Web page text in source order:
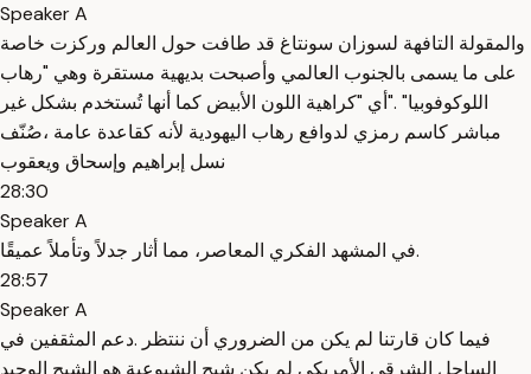
Speaker A
والمقولة التافهة لسوزان سونتاغ قد طافت حول العالم وركزت خاصة
على ما يسمى بالجنوب العالمي وأصبحت بديهية مستقرة وهي "رهاب
اللوكوفوبيا" ."أي "كراهية اللون الأبيض كما أنها تُستخدم بشكل غير
مباشر كاسم رمزي لدوافع رهاب اليهودية لأنه كقاعدة عامة ،صُنّف
نسل إبراهيم وإسحاق ويعقوب
28:30
Speaker A
في المشهد الفكري المعاصر، مما أثار جدلاً وتأملاً عميقًا.
28:57
Speaker A
فيما كان قارتنا لم يكن من الضروري أن ننتظر .دعم المثقفين في
الساحل الشرقي الأمريكي لم يكن شبح الشيوعية هو الشبح الوحيد